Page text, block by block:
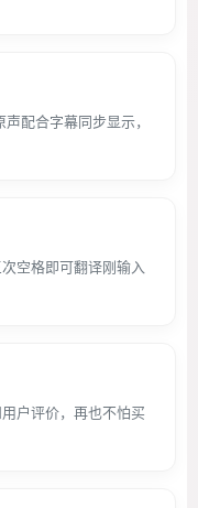
配合字幕同步显示，
空格即可翻译刚输入
户评价，再也不怕买